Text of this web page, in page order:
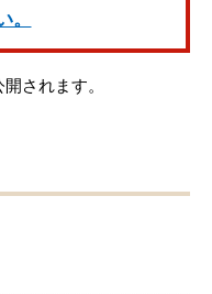
。
されます。